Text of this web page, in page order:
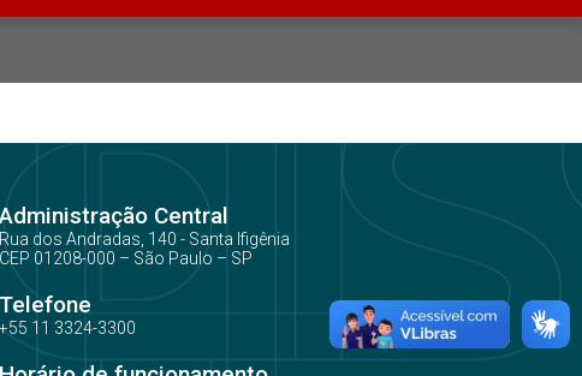
Central
Rua dos Andradas, 140 - Santa Ifigênia
CEP 01208-000 – São Paulo – SP
Telefone
+55 11 3324-3300